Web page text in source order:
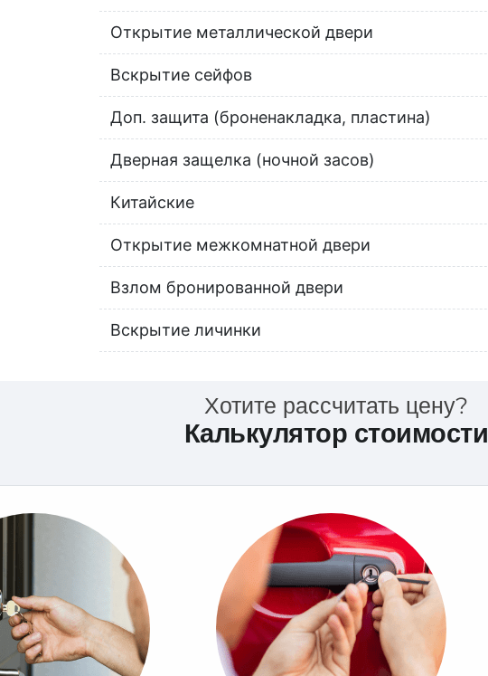
Открытие металлической двери
Вскрытие сейфов
Доп. защита (броненакладка, пластина)
Дверная защелка (ночной засов)
Китайские
Открытие межкомнатной двери
Взлом бронированной двери
Вскрытие личинки
Хотите рассчитать цену?
Калькулятор стоимости